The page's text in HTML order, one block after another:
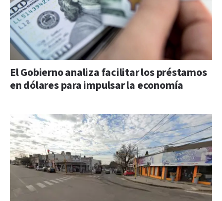
El Gobierno analiza facilitar los préstamos
en dólares para impulsar la economía